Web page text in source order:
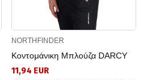
NORTHFINDER
Κοντομάνικη Μπλούζα DARCY
11,94 EUR